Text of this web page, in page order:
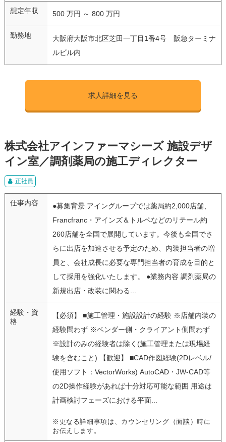
想定年収 500 万円 ～ 800 万円
勤務地
大阪府大阪市北区芝田一丁目1番4号 阪急ターミナ
ルビル内
求人詳細を見る
株式会社アインファーマシーズ 施設デザ
イン室／調剤薬局の施工ディレクター
正社員
仕事内容
●募集背景 アイングループでは薬局約2,000店舗、
Francfranc・アインズ＆トルペなどのリテール約
260店舗を全国で展開しています。今後も全国でさ
らに出店を加速させる予定のため、内装担当者の増
員と、会社成長に必要な専門担当者の育成を目的と
して採用を強化いたします。 ●業務内容 調剤薬局の
新規出店・改装に関わる...
経験・資
格
【必須】 ■施工管理・施設設計の経験 ※店舗内装の
経験問わず ※ベンダー側・クライアント側問わず
※設計のみの経験者は除く(施工管理または現場経
験を含むこと) 【歓迎】 ■CAD作図経験(2Dレベル/
使用ソフト：VectorWorks) AutoCAD・JW-CAD等
の2D操作経験があれば十分対応可能な範囲 用途は
計画検討フェーズにおける平面...
※更なる詳細事項は、カウンセリング（面談）時に
お伝えします。